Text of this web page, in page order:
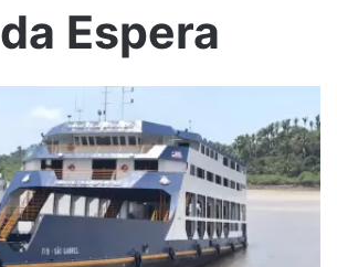
Espera